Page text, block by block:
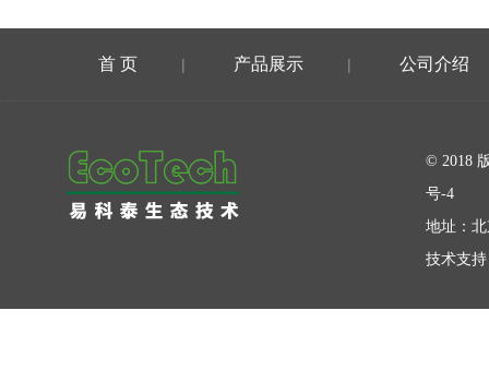
首 页 | 产品展示 | 公司介绍
© 2018
号-4
地址：
技术支